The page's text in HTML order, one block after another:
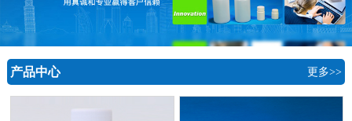
产品中心 更多>>